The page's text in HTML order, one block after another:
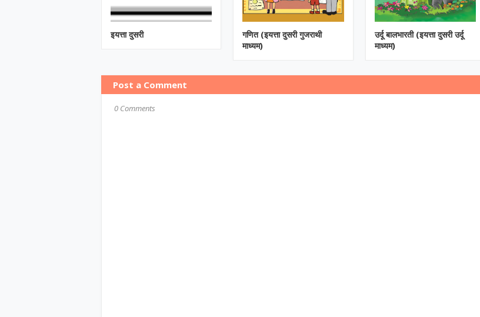
इयत्ता दुसरी
गणित (इयत्ता दुसरी गुजराथी
माध्यम)
उर्दू बालभारती (इयत्ता दुसरी उर्दू
माध्यम)
Post a Comment
0 Comments